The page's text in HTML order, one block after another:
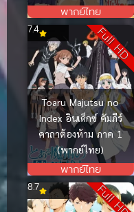
พากย์ไทย
Full HD
Toaru Majutsu no
Index อินเด็กซ์ คัมภีร์
คาถาต้องห้าม ภาค 1
(พากย์ไทย)
พากย์ไทย
7.4
Full HD
8.7